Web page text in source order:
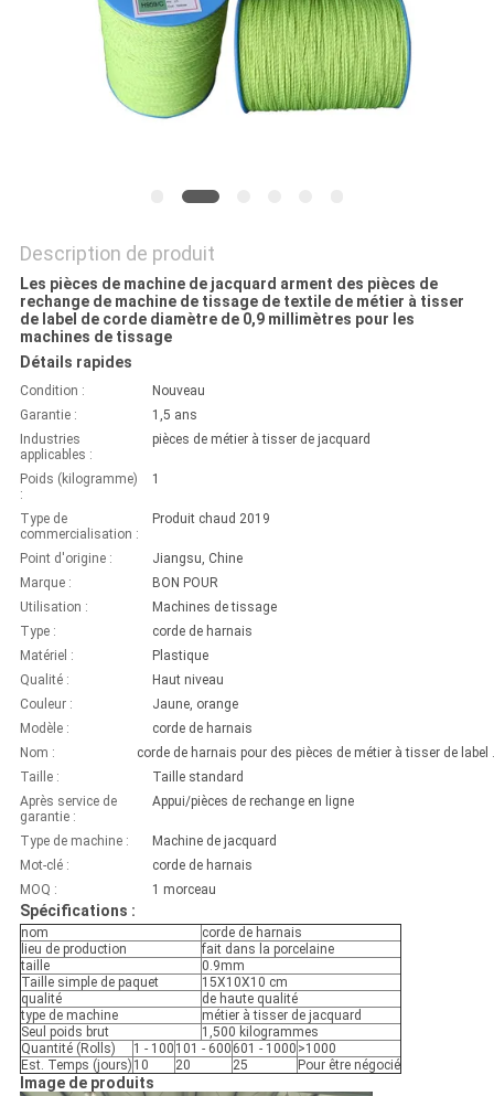
Description de produit
Les pièces de machine de jacquard arment des pièces de
rechange de machine de tissage de textile de métier à tisser
de label de corde diamètre de 0,9 millimètres pour les
machines de tissage
Détails rapides
Condition :
Nouveau
Garantie :
1,5 ans
Industries
applicables :
pièces de métier à tisser de jacquard
Poids (kilogramme)
:
1
Type de
commercialisation :
Produit chaud 2019
Point d'origine :
Jiangsu, Chine
Marque :
BON POUR
Utilisation :
Machines de tissage
Type :
corde de harnais
Matériel :
Plastique
Qualité :
Haut niveau
Couleur :
Jaune, orange
Modèle :
corde de harnais
Nom :
corde de
Taille :
Taille standard
Après service de
garantie :
Appui/pièces de rechange en ligne
Type de machine :
Machine de jacquard
Mot-clé :
corde de harnais
MOQ :
1 morceau
Spécifications :
nom
corde de harnais
lieu de production
fait dans la porcelaine
taille
0.9mm
Taille simple de paquet
15X10X10 cm
qualité
de haute qualité
type de machine
métier à tisser de jacquard
Seul poids brut
1,500 kilogrammes
Quantité (Rolls)
1 - 100 101 - 600 601 - 1000 >1000
Est. Temps (jours) 10 20 25 Pour être négocié
Image de produits